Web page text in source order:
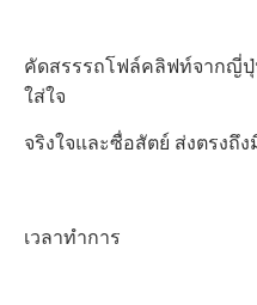
คัดสรรรถโฟล์คลิฟท์จากญี่
ใส่ใจ
จริงใจและซื่อสัตย์ ส่งตรงถึ
เวลาทำการ